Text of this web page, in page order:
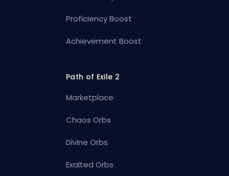
Proficiency Boost
Achievement Boost
Path of Exile 2
Marketplace
Chaos Orbs
Divine Orbs
Exalted Orbs